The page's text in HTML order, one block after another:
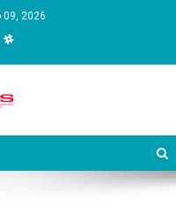
2026
de